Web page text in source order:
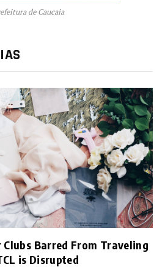
de Caucaia
Clubs Barred From Traveling
is Disrupted